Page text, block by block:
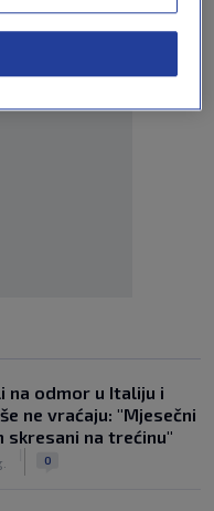
na odmor u Italiju i
ne vraćaju: "Mjesečni
skresani na trećinu"
0